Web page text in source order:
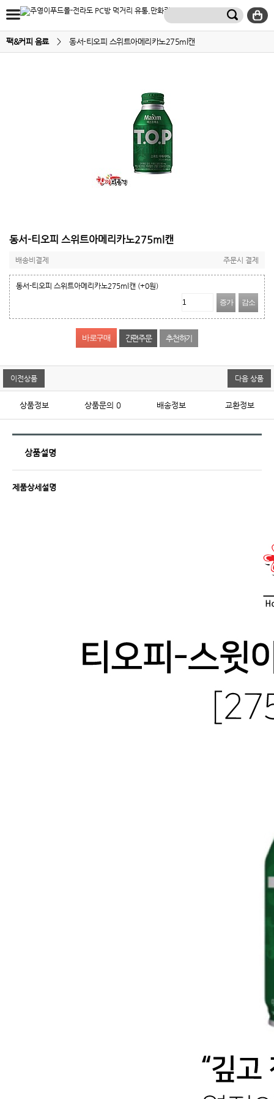
팩&커피 음료 > 동서-티오피 스위트아메리카노275ml캔
동서-티오피 스위트아메리카노275ml캔
배송비결제 주문시 결제
동서-티오피 스위트아메리카노275ml캔 (+0원)
증가
감소
간편주문 추천하기
이전상품 다음 상품
상품정보 상품문의 0 배송정보 교환정보
상품설명
제품상세설명